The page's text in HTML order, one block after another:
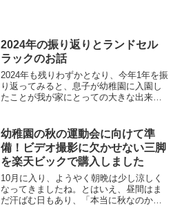
2024年の振り返りとランドセル
ラックのお話
2024年も残りわずかとなり、今年1年を振
り返ってみると、息子が幼稚園に入園し
たことが我が家にとっての大きな出来事
な？」「お友達と仲良くできるかな？」
と心配ばかりしてい...
幼稚園の秋の運動会に向けて準
備！ビデオ撮影に欠かせない三脚
を楽天ビックで購入しました
10月に入り、ようやく朝晩は少し涼しく
なってきましたね。とはいえ、昼間はま
だ汗ばむ日もあり、「本当に秋なのか